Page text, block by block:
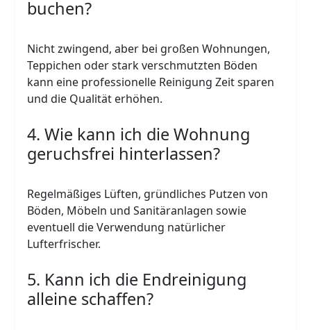
buchen?
Nicht zwingend, aber bei großen Wohnungen,
Teppichen oder stark verschmutzten Böden
kann eine professionelle Reinigung Zeit sparen
und die Qualität erhöhen.
4. Wie kann ich die Wohnung
geruchsfrei hinterlassen?
Regelmäßiges Lüften, gründliches Putzen von
Böden, Möbeln und Sanitäranlagen sowie
eventuell die Verwendung natürlicher
Lufterfrischer.
5. Kann ich die Endreinigung
alleine schaffen?